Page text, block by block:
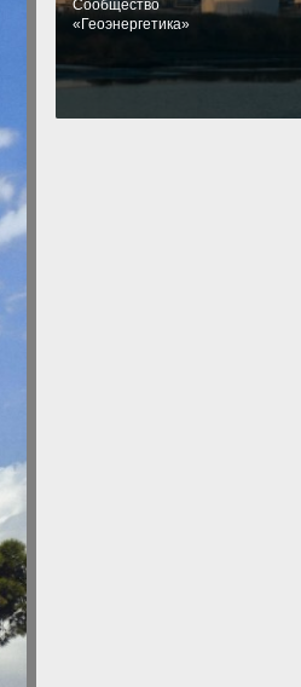
Cообщество
«Геоэнергетика»